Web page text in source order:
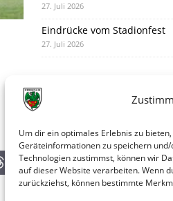
Um dir ein optimales Erlebnis zu
Geräteinformationen zu speichern
Technologien zustimmst, können wir
auf dieser Website verarbeiten. Wenn
zurückziehst, können bestimmte
27. Juli 2026
Eindrücke vom Stadionfest
27. Juli 2026